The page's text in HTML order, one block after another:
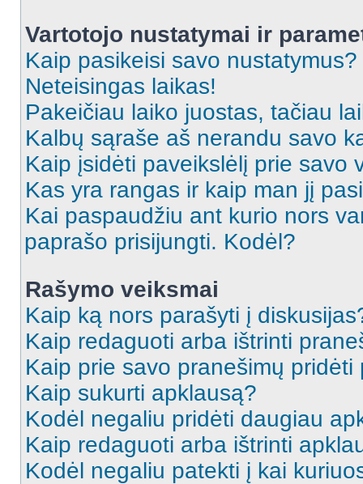
Vartotojo nustatymai ir
Kaip pasikeisi savo nustatymus?
Neteisingas laikas!
Pakeičiau laiko juostas, tačiau
Kalbų sąraše aš nerandu savo
Kaip įsidėti paveikslėlį prie savo
Kas yra rangas ir kaip man jį
Kai paspaudžiu ant kurio nors
paprašo prisijungti. Kodėl?
Rašymo veiksmai
Kaip ką nors parašyti į
Kaip redaguoti arba ištrinti
Kaip prie savo pranešimų pridėti
Kaip sukurti apklausą?
Kodėl negaliu pridėti daugiau
Kaip redaguoti arba ištrinti
Kodėl negaliu patekti į kai